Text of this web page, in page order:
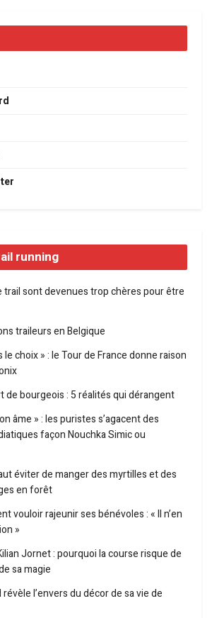
running
trail sont devenues trop chères pour être
traileurs en Belgique
le choix » : le Tour de France donne raison
de bourgeois : 5 réalités qui dérangent
âme » : les puristes s’agacent des
façon Nouchka Simic ou
éviter de manger des myrtilles et des
en forêt
vouloir rajeunir ses bénévoles : « Il n’en
»
Jornet : pourquoi la course risque de
sa magie
l’envers du décor de sa vie de